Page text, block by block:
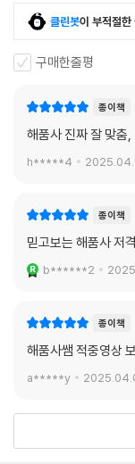
클린봇이 부적절한
구매한줄평
종이책
해품사 진짜 잘 맞춤,
h*****4
종이책
믿고보는 해품사 저
b******2
종이책
해품사쌤 적중영상
a*****y